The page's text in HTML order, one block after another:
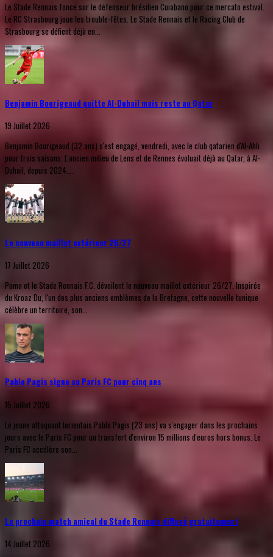
Le Stade Rennais fonce sur le défenseur brésilien Cuiabano pour ce mercato estival.
Le RC Strasbourg joue les trouble-fêtes. Le Stade Rennais et le Racing Club de
Strasbourg se défient déjà en...
Benjamin Bourigeaud quitte Al-Duhail mais reste au Qatar
19 Juillet 2026
Benjamin Bourigeaud (32 ans) s'est engagé, vendredi, avec le club qatarien d'Al-Ahli
pour trois saisons. L'ancien milieu de Lens et de Rennes évoluait déjà au Qatar, à Al-
Duhail, depuis 2024....
Le nouveau maillot extérieur 26/27
17 Juillet 2026
Puma et le Stade Rennais F.C. dévoilent le nouveau maillot extérieur 26/27. Inspirée
du Kroaz Du, l'un des plus anciens emblèmes de la Bretagne, cette nouvelle tunique
célèbre un territoire, son...
Pablo Pagis signe au Paris FC pour cinq ans
15 Juillet 2026
Le jeune attaquant lorientais Pablo Pagis (23 ans) va s'engager dans les prochains
jours avec le Paris FC pour un transfert d'environ 15 millions d'euros hors bonus. Le
Paris FC accélère son...
Le prochain match amical du Stade Rennais diffusé gratuitement
14 Juillet 2026